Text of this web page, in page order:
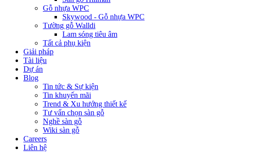
Gỗ nhựa WPC
Skywood - Gỗ nhựa WPC
Tường gỗ Walldi
Lam sóng tiêu âm
Tất cả phụ kiện
Giải pháp
Tài liệu
Dự án
Blog
Tin tức & Sự kiện
Tin khuyến mãi
Trend & Xu hướng thiết kế
Tư vấn chọn sàn gỗ
Nghề sàn gỗ
Wiki sàn gỗ
Careers
Liên hệ